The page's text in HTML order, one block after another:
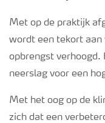
Met op de praktijk
wordt een tekort aan
opbrengst
neerslag voor een
Met het oog op de
zich dat een